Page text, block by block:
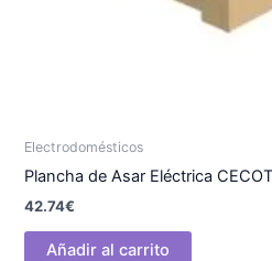
Electrodomésticos
Plancha de Asar Eléctrica
42.74€
Añadir al carrito